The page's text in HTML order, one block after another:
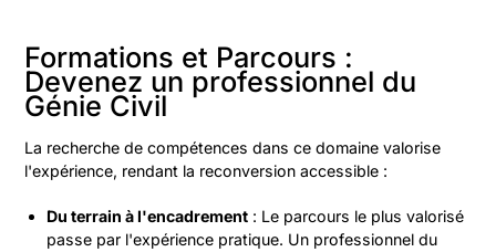
Formations et Parcours :
Devenez un professionnel du
Génie Civil
La recherche de compétences dans ce domaine valorise
l'expérience, rendant la reconversion accessible :
Du terrain à l'encadrement : Le parcours le plus valorisé
passe par l'expérience pratique. Un professionnel du